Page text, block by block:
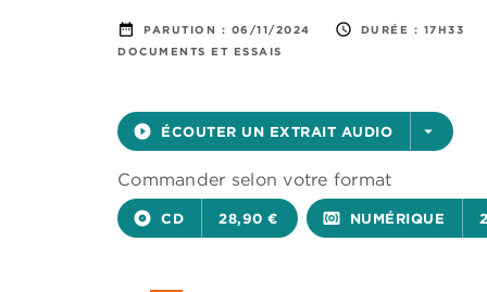
date_range PARUTION : 06/11/2024 access_time DURÉE : 17H33
DOCUMENTS ET ESSAIS
play_circle_filled ÉCOUTER UN EXTRAIT AUDIO arrow_drop_down
Commander selon votre format
album CD 28,90 € surround_sound NUMÉRIQUE